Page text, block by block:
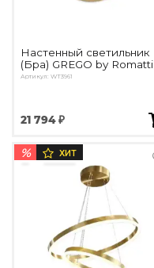
Настенный светильник
(Бра) GREGO by Romatti
Артикул: WT3961
21 794 ₽
% ХИТ